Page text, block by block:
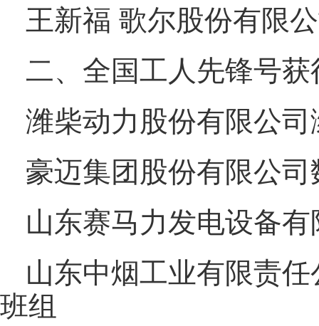
王新福 歌尔股份有限
二、全国工人先锋号
潍柴动力股份有限公
豪迈集团股份有限公
山东赛马力发电设备
山东中烟工业有限责
班组